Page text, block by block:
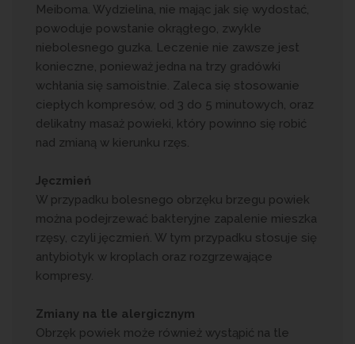
Meiboma. Wydzielina, nie mając jak się wydostać,
powoduje powstanie okrągłego, zwykle
niebolesnego guzka. Leczenie nie zawsze jest
konieczne, ponieważ jedna na trzy gradówki
wchłania się samoistnie. Zaleca się stosowanie
ciepłych kompresów, od 3 do 5 minutowych, oraz
delikatny masaż powieki, który powinno się robić
nad zmianą w kierunku rzęs.
Jęczmień
W przypadku bolesnego obrzęku brzegu powiek
można podejrzewać bakteryjne zapalenie mieszka
rzęsy, czyli jęczmień. W tym przypadku stosuje się
antybiotyk w kroplach oraz rozgrzewające
kompresy.
Zmiany na tle alergicznym
Obrzęk powiek może również wystąpić na tle